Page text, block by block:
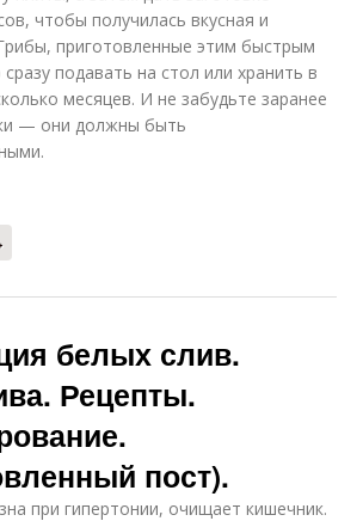
чтобы получилась вкусная и
приготовленные этим быстрым
подавать на стол или хранить в
месяцев. И не забудьте заранее
— они должны быть
белых слив.
Рецепты.
пост).
при гипертонии, очищает кишечник.